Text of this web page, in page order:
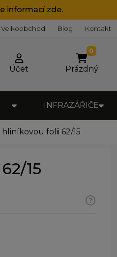
informací zde.
Velkoobchod Blog Kontakt
Účet
0
Prázdný
INFRAZÁŘIČE
hliníkovou folii 62/15
15